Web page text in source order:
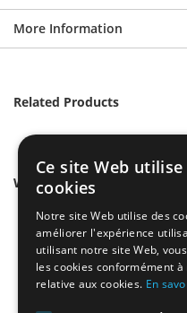
More Information
Related Products
We found other products
Ce site Web utilise
cookies
Notre site Web utilise des
améliorer l'expérience
utilisant notre site Web,
les cookies conformément
relative aux cookies. En